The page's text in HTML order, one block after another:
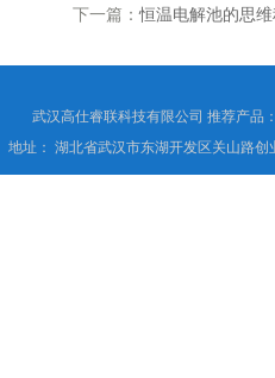
下一篇：恒温电解池的思
武汉高仕睿联科技有限公司 推荐产品
地址： 湖北省武汉市东湖开发区关山路